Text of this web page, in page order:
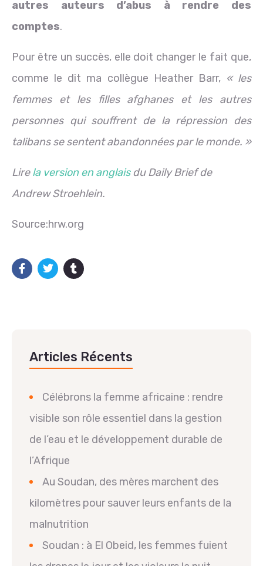
autres auteurs d’abus à rendre des
comptes.
Pour être un succès, elle doit changer le fait que,
comme le dit ma collègue Heather Barr, « les
femmes et les filles afghanes et les autres
personnes qui souffrent de la répression des
talibans se sentent abandonnées par le monde. »
Lirela version en anglais du Daily Brief de
Andrew Stroehlein.
Source:hrw.org
Articles Récents
Célébrons la femme africaine : rendre
visible son rôle essentiel dans la gestion
de l’eau et le développement durable de
l’Afrique
Au Soudan, des mères marchent des
kilomètres pour sauver leurs enfants de la
malnutrition
Soudan : à El Obeid, les femmes fuient